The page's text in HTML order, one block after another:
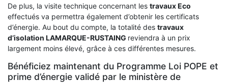
De plus, la visite technique concernant les travaux Eco
effectués va permettra également d’obtenir les certificats
d’énergie. Au bout du compte, la totalité des travaux
d’isolation LAMARQUE-RUSTAING reviendra à un prix
largement moins élevé, grâce à ces différentes mesures.
Bénéficiez maintenant du Programme Loi POPE et
prime d’énergie validé par le ministère de